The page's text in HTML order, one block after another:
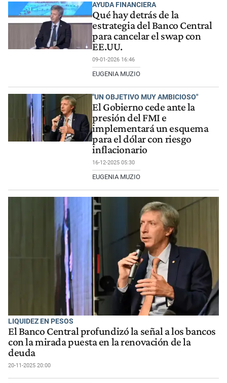
AYUDA FINANCIERA
Qué hay detrás de la
estrategia del Banco Central
para cancelar el swap con
EE.UU.
09-01-2026 16:46
EUGENIA MUZIO
"UN OBJETIVO MUY AMBICIOSO"
El Gobierno cede ante la
presión del FMI e
implementará un esquema
para el dólar con riesgo
inflacionario
16-12-2025 05:30
EUGENIA MUZIO
LIQUIDEZ EN PESOS
El Banco Central profundizó la señal a los bancos
con la mirada puesta en la renovación de la
deuda
20-11-2025 20:00